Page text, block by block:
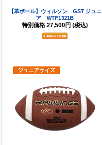
【革ボール】ウィルソン GST ジュニ
ア WTF1321B
特別価格 27,500円 (税込)